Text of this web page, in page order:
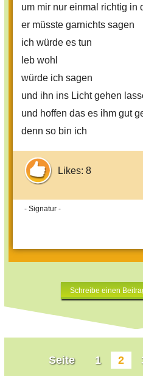
um mir nur einmal richtig in
er müsste garnichts sagen
ich würde es tun
leb wohl
würde ich sagen
und ihn ins Licht gehen
und hoffen das es ihm gut
denn so bin ich
Likes: 8
- Signatur -
Schreibe einen
Seite 1 2